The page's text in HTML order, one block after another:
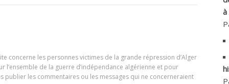
concerne les personnes victimes de la grande répression d’Alger
l’ensemble de la guerre d’indépendance algérienne et pour
publier les commentaires ou les messages qui ne concerneraient
à